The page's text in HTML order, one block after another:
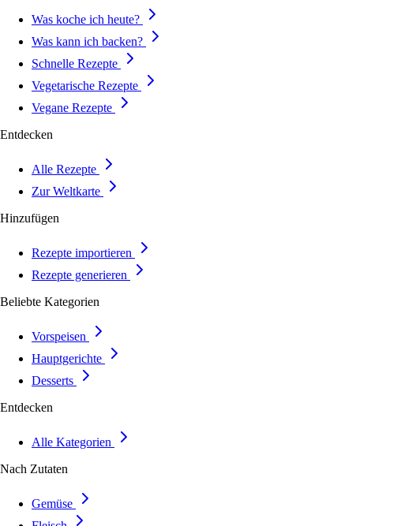
Was koche ich heute?
Was kann ich backen?
Schnelle Rezepte
Vegetarische Rezepte
Vegane Rezepte
Entdecken
Alle Rezepte
Zur Weltkarte
Hinzufügen
Rezepte importieren
Rezepte generieren
Beliebte Kategorien
Vorspeisen
Hauptgerichte
Desserts
Entdecken
Alle Kategorien
Nach Zutaten
Gemüse